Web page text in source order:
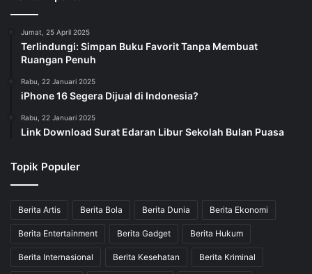
Jumat, 25 April 2025
Terlindungi: Simpan Buku Favorit Tanpa Membuat
Ruangan Penuh
Rabu, 22 Januari 2025
iPhone 16 Segera Dijual di Indonesia?
Rabu, 22 Januari 2025
Link Download Surat Edaran Libur Sekolah Bulan Puasa
Topik Populer
Berita Artis Berita Bola Berita Dunia Berita Ekonomi
Berita Entertainment Berita Gadget Berita Hukum
Berita Internasional Berita Kesehatan Berita Kriminal